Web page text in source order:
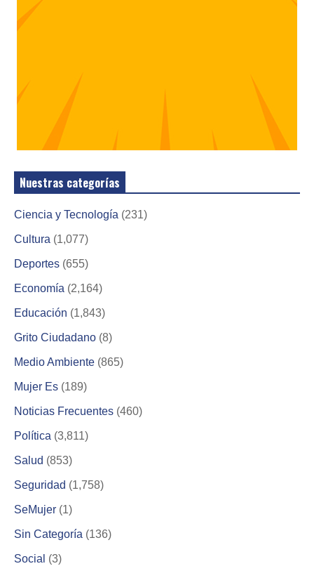
Nuestras categorías
Ciencia y Tecnología (231)
Cultura (1,077)
Deportes (655)
Economía (2,164)
Educación (1,843)
Grito Ciudadano (8)
Medio Ambiente (865)
Mujer Es (189)
Noticias Frecuentes (460)
Política (3,811)
Salud (853)
Seguridad (1,758)
SeMujer (1)
Sin Categoría (136)
Social (3)